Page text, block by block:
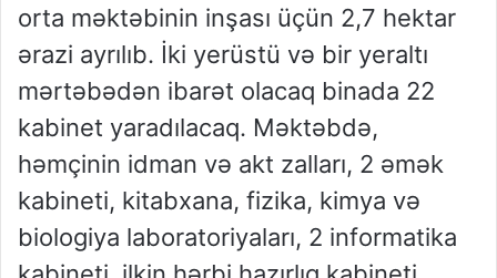
orta məktəbinin inşası üçün 2,7 hektar
ərazi ayrılıb. İki yerüstü və bir yeraltı
mərtəbədən ibarət olacaq binada 22
kabinet yaradılacaq. Məktəbdə,
həmçinin idman və akt zalları, 2 əmək
kabineti, kitabxana, fizika, kimya və
biologiya laboratoriyaları, 2 informatika